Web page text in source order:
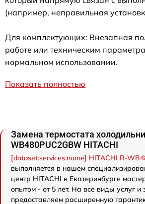
(например, неправильная
Для комплектующих: Внезапная
работе или техническим
нормальном использовании.
Показать полностью
Замена термостата
WB480PUC2GBW HITACHI
[dataset:services:name] HITACHI R-
выполняется в нашем
центр HITACHI в Екатеринбурге
опытом - от 5 лет. На все виды услуг и
предоставляем расширенную